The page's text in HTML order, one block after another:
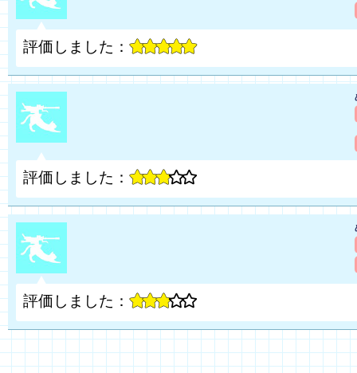
評価しました：
評価しました：
評価しました：